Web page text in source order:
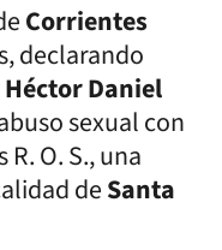
Corrientes
declarando
Héctor Daniel
sexual con
O. S., una
deSanta